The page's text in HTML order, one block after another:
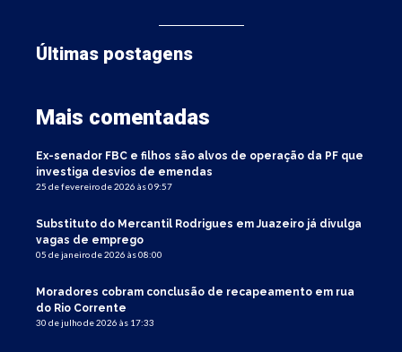
Últimas postagens
Mais comentadas
Ex-senador FBC e filhos são alvos de operação da PF que
investiga desvios de emendas
25 de fevereiro de 2026 às 09:57
Substituto do Mercantil Rodrigues em Juazeiro já divulga
vagas de emprego
05 de janeiro de 2026 às 08:00
Moradores cobram conclusão de recapeamento em rua
do Rio Corrente
30 de julho de 2026 às 17:33